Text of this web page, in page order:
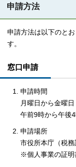
申請方法
申請方法は以下のと
す。
窓口申請
申請時間
月曜日から金曜
午前9時から午後
申請場所
市役所本庁（税務
※個人事業の証明